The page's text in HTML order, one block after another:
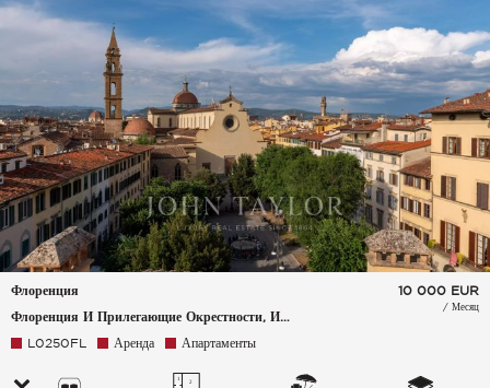
Флоренция
Флоренция И Прилегающие Окрестности, Италия
10 000 EUR
/ Месяц
L0250FL Аренда Апартаменты